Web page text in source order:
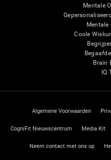
Mentale
Mentale
Coole
Brain
IQ
Algemene Voorwaarden
CogniFit Nieuwscentrum Media Kit
Neem contact met ons op